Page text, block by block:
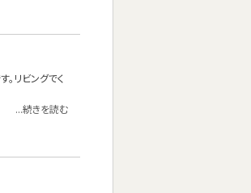
リビングでく
...続きを読む